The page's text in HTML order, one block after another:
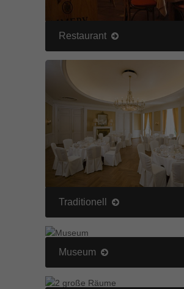
Restaurant
Traditionell
Museum